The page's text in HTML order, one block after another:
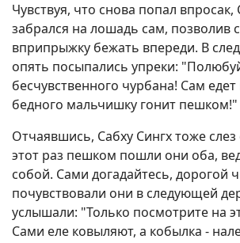
Чувствуя, что снова попал впросак,
забрался на лошадь сам, позволив
вприпрыжку бежать впереди. В
опять посыпались упреки:
бесчувственного чурбана! Сам
бедного мальчишку гонит пешком!"
Отчаявшись, Сабху Сингх тоже
этот раз пешком пошли они оба,
собой. Сами догадайтесь, дорогой
почувствовали они в следующей
услышали: "Только посмотрите на
Сами еле ковыляют, а кобылка -